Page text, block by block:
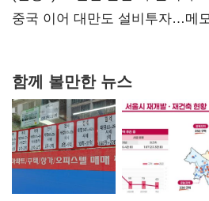
연 홈플러스
중국 이어 대만도 설비투자…메모
함께 볼만한 뉴스